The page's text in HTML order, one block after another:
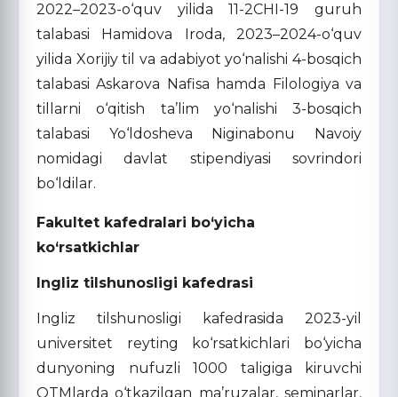
2022–2023-o‘quv yilida 11-2CHI-19 guruh
talabasi Hamidova Iroda, 2023–2024-o‘quv
yilida Xorijiy til va adabiyot yo‘nalishi 4-bosqich
talabasi Askarova Nafisa hamda Filologiya va
tillarni o‘qitish ta’lim yo‘nalishi 3-bosqich
talabasi Yo‘ldosheva Niginabonu Navoiy
nomidagi davlat stipendiyasi sovrindori
bo‘ldilar.
Fakultet kafedralari bo‘yicha
ko‘rsatkichlar
Ingliz tilshunosligi kafedrasi
Ingliz tilshunosligi kafedrasida 2023-yil
universitet reyting ko‘rsatkichlari bo‘yicha
dunyoning nufuzli 1000 taligiga kiruvchi
OTMlarda o‘tkazilgan ma’ruzalar, seminarlar,